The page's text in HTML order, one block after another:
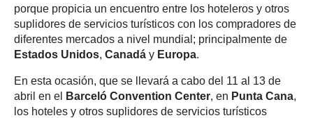
porque propicia un encuentro entre los hoteleros y otros
suplidores de servicios turísticos con los compradores de
diferentes mercados a nivel mundial; principalmente de
Estados Unidos, Canadá y Europa.
En esta ocasión, que se llevará a cabo del 11 al 13 de
abril en el
Barceló Convention Center, en Punta Cana,
los hoteles y otros suplidores de servicios turísticos